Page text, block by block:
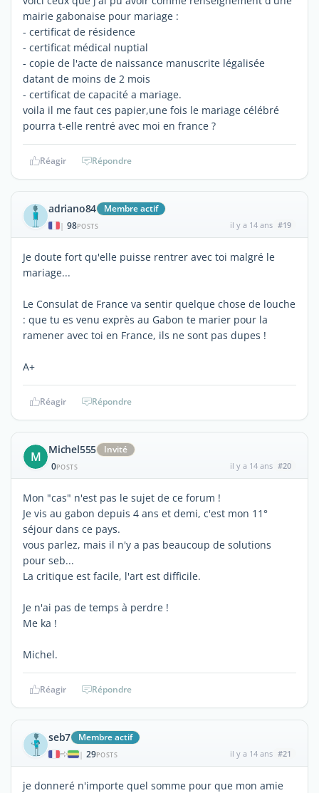
mairie gabonaise pour mariage :
- certificat de résidence
- certificat médical nuptial
- copie de l'acte de naissance manuscrite légalisée
datant de moins de 2 mois
- certificat de capacité a mariage.
voila il me faut ces papier,une fois le mariage célébré
pourra t-elle rentré avec moi en france ?
Réagir Répondre
adriano84 Membre actif
| 98POSTS il y a 14 ans #19
Je doute fort qu'elle puisse rentrer avec toi malgré le
mariage...
Le Consulat de France va sentir quelque chose de louche
: que tu es venu exprès au Gabon te marier pour la
ramener avec toi en France, ils ne sont pas dupes !
A+
Réagir Répondre
M Michel555
Invité
0POSTS il y a 14 ans #20
Mon "cas" n'est pas le sujet de ce forum !
Je vis au gabon depuis 4 ans et demi, c'est mon 11°
séjour dans ce pays.
vous parlez, mais il n'y a pas beaucoup de solutions
pour seb...
La critique est facile, l'art est difficile.
Je n'ai pas de temps à perdre !
Me ka !
Michel.
Réagir Répondre
seb7 Membre actif
| 29POSTS il y a 14 ans #21
je donneré n'importe quel somme pour que mon amie